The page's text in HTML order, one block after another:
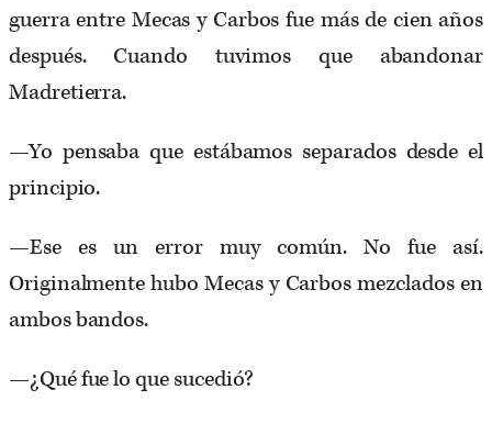
guerra entre Mecas y Carbos fue más de cien años
después. Cuando tuvimos que abandonar
Madretierra.
—Yo pensaba que estábamos separados desde el
principio.
—Ese es un error muy común. No fue así.
Originalmente hubo Mecas y Carbos mezclados en
ambos bandos.
—¿Qué fue lo que sucedió?